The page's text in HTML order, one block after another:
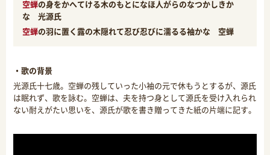
空蝉の身をかへてける木のもとになほ人がらのなつかしきか
な 光源氏
空蝉の羽に置く露の木隠れて忍び忍びに濡るる袖かな 空蝉
・歌の背景
光源氏十七歳。空蝉の残していった小袖の元で休もうとするが、源氏
は眠れず、歌を詠む。空蝉は、夫を持つ身として源氏を受け入れられ
ない耐えがたい思いを、源氏が歌を書き贈ってきた紙の片端に記す。